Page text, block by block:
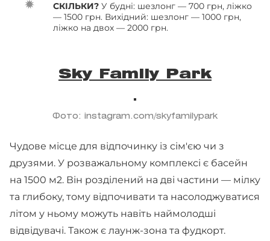
СКІЛЬКИ? У будні: шезлонг — 700 грн, ліжко
— 1500 грн. Вихідний: шезлонг — 1000 грн,
ліжко на двох — 2000 грн.
Sky Family Park
Фото: instagram.com/skyfamilypark
Чудове місце для відпочинку із сім'єю чи з
друзями. У розважальному комплексі є басейн
на 1500 м2. Він розділений на дві частини — мілку
та глибоку, тому відпочивати та насолоджуватися
літом у ньому можуть навіть наймолодші
відвідувачі. Також є лаунж-зона та фудкорт.